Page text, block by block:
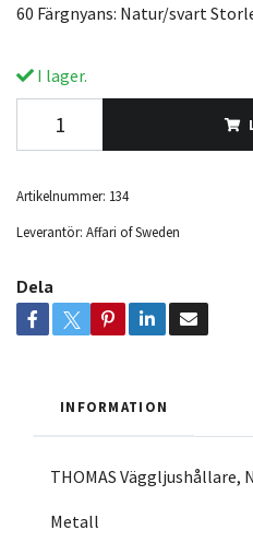
60 Färgnyans: Natur/svart
I lager.
Artikelnummer: 134
Leverantör: Affari of Sweden
Dela
INFORMATION
THOMAS Väggljushållare,
Metall